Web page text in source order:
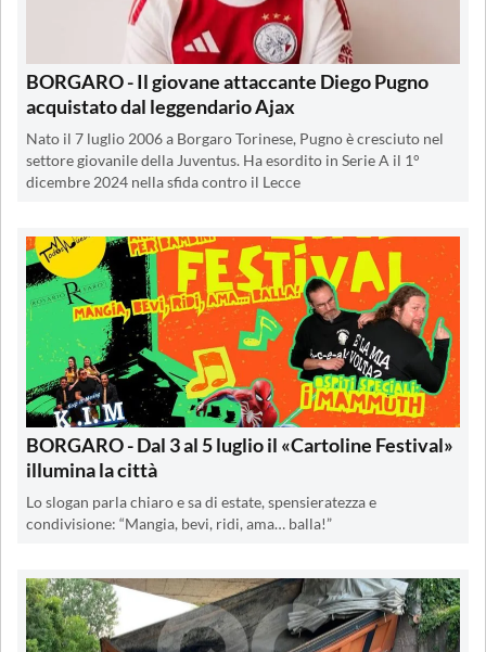
BORGARO - Il giovane attaccante Diego Pugno
acquistato dal leggendario Ajax
Nato il 7 luglio 2006 a Borgaro Torinese, Pugno è cresciuto nel
settore giovanile della Juventus. Ha esordito in Serie A il 1°
dicembre 2024 nella sfida contro il Lecce
BORGARO - Dal 3 al 5 luglio il «Cartoline Festival»
illumina la città
Lo slogan parla chiaro e sa di estate, spensieratezza e
condivisione: “Mangia, bevi, ridi, ama… balla!”